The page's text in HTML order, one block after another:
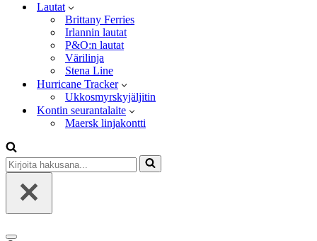
Lautat
Brittany Ferries
Irlannin lautat
P&O:n lautat
Värilinja
Stena Line
Hurricane Tracker
Ukkosmyrskyjäljitin
Kontin seurantalaite
Maersk linjakontti
Kirjoita
hakusana...